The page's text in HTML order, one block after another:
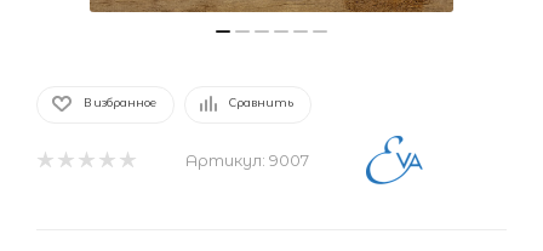
В избранное Сравнить
Артикул: 9007